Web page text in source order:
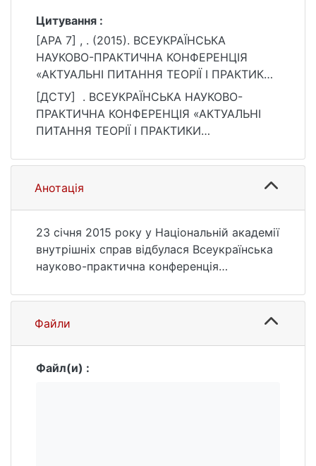
Цитування :
[APA 7] ㅤ, ㅤ. (2015). ВСЕУКРАЇНСЬКА
НАУКОВО-ПРАКТИЧНА КОНФЕРЕНЦІЯ
«АКТУАЛЬНІ ПИТАННЯ ТЕОРІЇ І ПРАКТИКИ
КРИМІНАЛІСТИЧНОЇ НАУКИ». Вісник
кримінального судочинства, (2), 267.
https://ir.library.knu.ua/handle/15071834/242
[ДСТУ] ㅤ ㅤ. ВСЕУКРАЇНСЬКА НАУКОВО-
ПРАКТИЧНА КОНФЕРЕНЦІЯ «АКТУАЛЬНІ
ПИТАННЯ ТЕОРІЇ І ПРАКТИКИ
кримінального судочинства. 2015. № 2. С.
267. URL:
https://ir.library.knu.ua/handle/15071834/242
Анотація
23 січня 2015 року у Національній академії
внутрішніх справ відбулася Всеукраїнська
науково-практична конференція
криміналістичної науки», присвячена 50-
річчю кафедри криміналістики та судової
Файли
Файл(и) :